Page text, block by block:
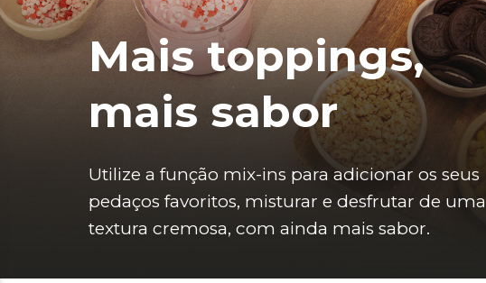
Mais toppings,
mais sabor
Utilize a função mix-ins para adicionar os seus
pedaços favoritos, misturar e desfrutar de uma
textura cremosa, com ainda mais sabor.